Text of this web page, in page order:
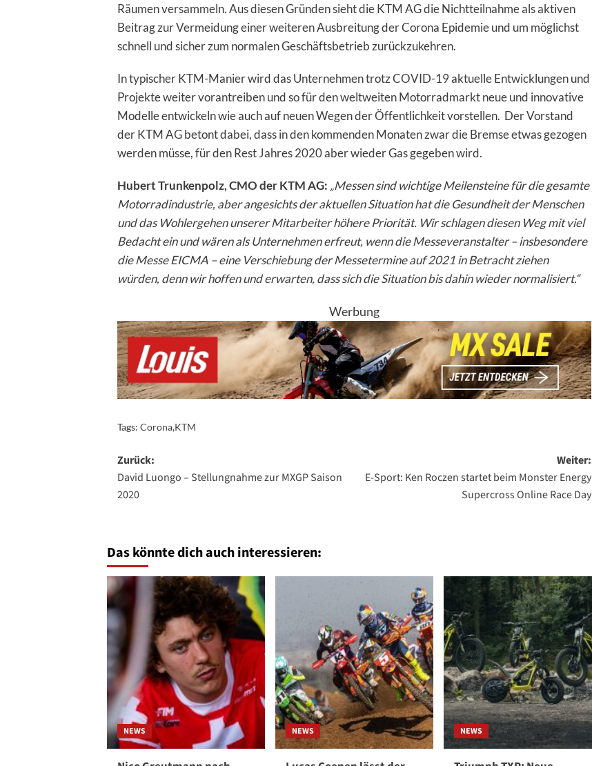
Räumen versammeln. Aus diesen Gründen sieht die KTM AG die Nichtteilnahme als aktiven
Beitrag zur Vermeidung einer weiteren Ausbreitung der Corona Epidemie und um möglichst
schnell und sicher zum normalen Geschäftsbetrieb zurückzukehren.
In typischer KTM-Manier wird das Unternehmen trotz COVID-19 aktuelle Entwicklungen und
Projekte weiter vorantreiben und so für den weltweiten Motorradmarkt neue und innovative
Modelle entwickeln wie auch auf neuen Wegen der Öffentlichkeit vorstellen. Der Vorstand
der KTM AG betont dabei, dass in den kommenden Monaten zwar die Bremse etwas gezogen
werden müsse, für den Rest Jahres 2020 aber wieder Gas gegeben wird.
Hubert Trunkenpolz, CMO der KTM AG: „Messen sind wichtige Meilensteine für die gesamte
Motorradindustrie, aber angesichts der aktuellen Situation hat die Gesundheit der Menschen
und das Wohlergehen unserer Mitarbeiter höhere Priorität. Wir schlagen diesen Weg mit viel
Bedacht ein und wären als Unternehmen erfreut, wenn die Messeveranstalter – insbesondere
die Messe EICMA – eine Verschiebung der Messetermine auf 2021 in Betracht ziehen
würden, denn wir hoffen und erwarten, dass sich die Situation bis dahin wieder normalisiert.“
Werbung
Tags: Corona,KTM
Beitragsnavigation
Zurück:
David Luongo – Stellungnahme zur MXGP Saison
2020
Weiter:
E-Sport: Ken Roczen startet beim Monster Energy
Supercross Online Race Day
Das könnte dich auch interessieren:
NEWS NEWS NEWS